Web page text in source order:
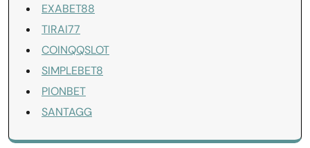
EXABET88
TIRAI77
COINQQSLOT
SIMPLEBET8
PIONBET
SANTAGG